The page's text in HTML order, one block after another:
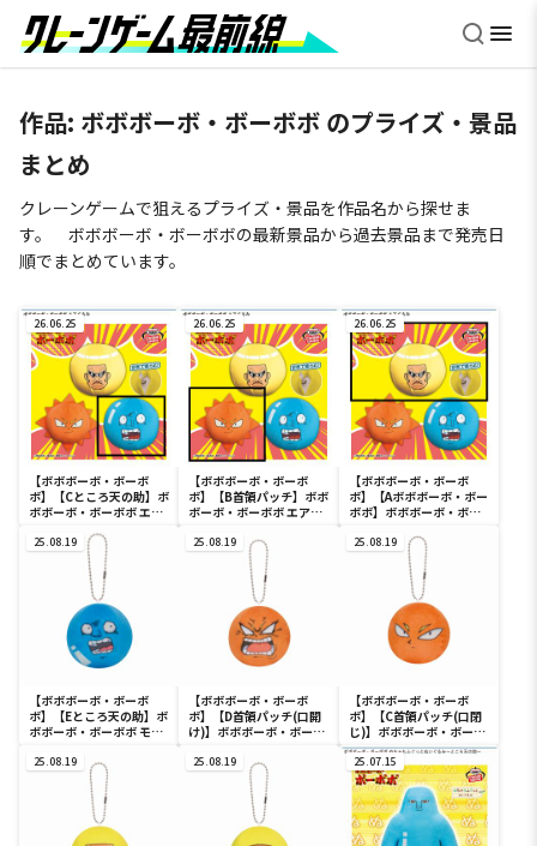
作品: ボボボーボ・ボーボボ のプライズ・景品
まとめ
クレーンゲームで狙えるプライズ・景品を作品名から探せま
す。 ボボボーボ・ボーボボの最新景品から過去景品まで発売日
順でまとめています。
26.06.25
【ボボボーボ・ボーボ
ボ】【Cところ天の助】ボ
ボボーボ・ボーボボ エア
26.06.25
【ボボボーボ・ボーボ
ボ】【B首領パッチ】ボボ
ボーボ・ボーボボ エアぐ
26.06.25
【ボボボーボ・ボーボ
ボ】【Aボボボーボ・ボー
ボボ】ボボボーボ・ボー
25.08.19
【ボボボーボ・ボーボ
ボ】【Eところ天の助】ボ
ボボーボ・ボーボボ モミ
25.08.19
【ボボボーボ・ボーボ
ボ】【D首領パッチ(口開
け)】ボボボーボ・ボーボ
25.08.19
【ボボボーボ・ボーボ
ボ】【C首領パッチ(口閉
じ)】ボボボーボ・ボーボ
ボ モミモミぬいぐるみ
25.08.19 25.08.19 25.07.15